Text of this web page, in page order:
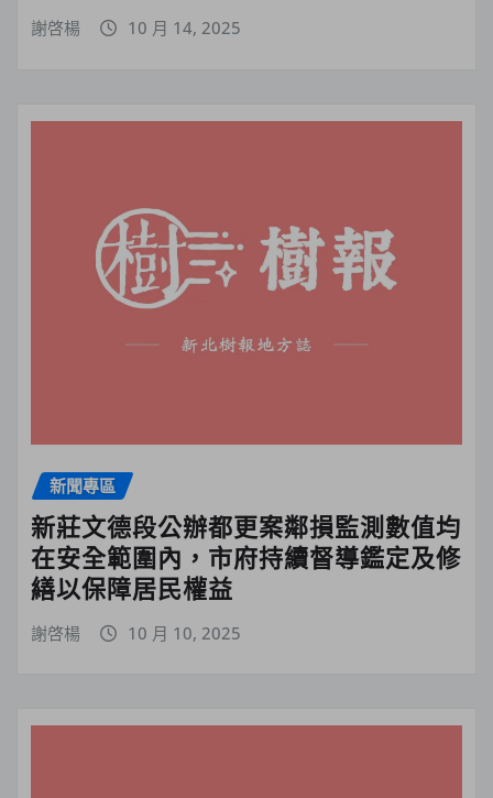
謝啓楊 10 月 14, 2025
新聞專區
新莊文德段公辦都更案鄰損監測數值均
在安全範圍內，市府持續督導鑑定及修
繕以保障居民權益
謝啓楊 10 月 10, 2025